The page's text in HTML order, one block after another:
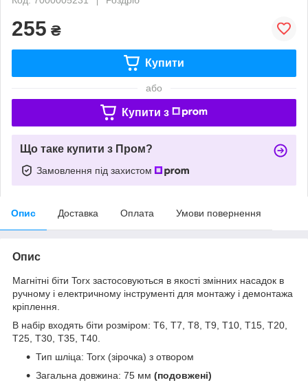
255 ₴
Купити
або
Купити з
Що таке купити з Пром?
Замовлення під захистом
Опис Доставка Оплата Умови повернення
Опис
Магнітні біти Torx застосовуються в якості змінних насадок в
ручному і електричному інструменті для монтажу і демонтажа
кріплення.
В набір входять біти розміром: Т6, Т7, Т8, Т9, Т10, Т15, Т20,
Т25, Т30, Т35, Т40.
Тип шліца: Torx (зірочка) з отвором
Загальна довжина: 75 мм (подовжені)